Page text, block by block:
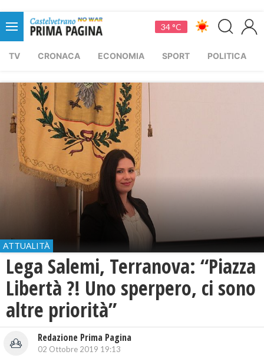
34 °C
TV CRONACA ECONOMIA SPORT POLITICA
ATTUALITÀ
Lega Salemi, Terranova: “Piazza
Libertà ?! Uno sperpero, ci sono
altre priorità”
Redazione Prima Pagina
02 Ottobre 2019 19:13